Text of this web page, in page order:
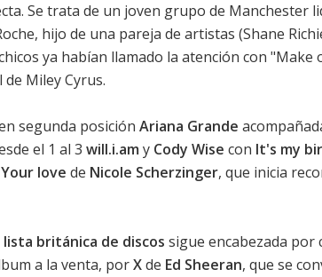
Se trata de un joven grupo de Manchester
hijo de una pareja de artistas (Shane
ya habían llamado la atención con
de Miley Cyrus.
segunda posición Ariana Grande
el 1 al 3 will.i.am y Cody Wise con It's my
Your love de Nicole Scherzinger, que inicia
lista británica de discos sigue encabezada por
a la venta, porXde Ed Sheeran, que se